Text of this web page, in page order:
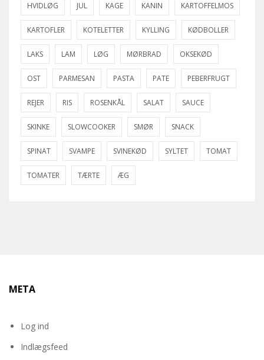
HVIDLØG JUL KAGE KANIN KARTOFFELMOS
KARTOFLER KOTELETTER KYLLING KØDBOLLER
LAKS LAM LØG MØRBRAD OKSEKØD
OST PARMESAN PASTA PATE PEBERFRUGT
REJER RIS ROSENKÅL SALAT SAUCE
SKINKE SLOWCOOKER SMØR SNACK
SPINAT SVAMPE SVINEKØD SYLTET TOMAT
TOMATER TÆRTE ÆG
META
Log ind
Indlægsfeed